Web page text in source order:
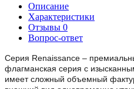
Описание
Характеристики
Отзывы 0
Вопрос-ответ
Серия Renaissance –
флагманская серия с
имеет сложный объемный